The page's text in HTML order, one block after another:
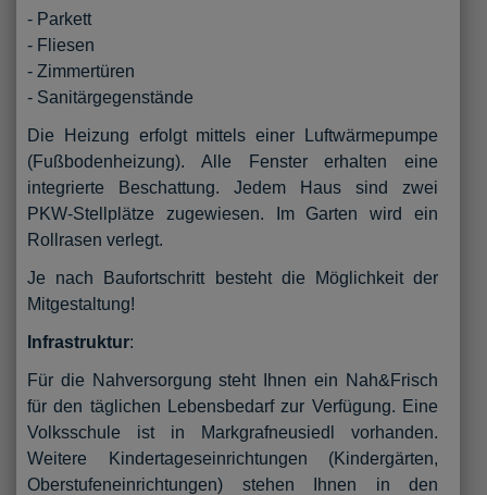
- Parkett
- Fliesen
- Zimmertüren
- Sanitärgegenstände
Die Heizung erfolgt mittels einer Luftwärmepumpe
(Fußbodenheizung). Alle Fenster erhalten eine
integrierte Beschattung. Jedem Haus sind zwei
PKW-Stellplätze zugewiesen. Im Garten wird ein
Rollrasen verlegt.
Je nach Baufortschritt besteht die Möglichkeit der
Mitgestaltung!
Infrastruktur:
Für die Nahversorgung steht Ihnen ein Nah&Frisch
für den täglichen Lebensbedarf zur Verfügung. Eine
Volksschule ist in Markgrafneusiedl vorhanden.
Weitere Kindertageseinrichtungen (Kindergärten,
Oberstufeneinrichtungen) stehen Ihnen in den